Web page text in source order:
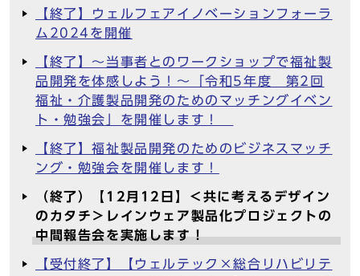
【終了】ウェルフェアイノベーションフォーラ
ム2024を開催
【終了】～当事者とのワークショップで福祉製
品開発を体感しよう！～「令和5年度 第2回
福祉・介護製品開発のためのマッチングイベン
ト・勉強会」を開催します！
【終了】福祉製品開発のためのビジネスマッチ
ング・勉強会を開催します！
（終了）【12月12日】＜共に考えるデザイン
のカタチ＞レインウェア製品化プロジェクトの
中間報告会を実施します！
【受付終了】【ウェルテック×総合リハビリテ